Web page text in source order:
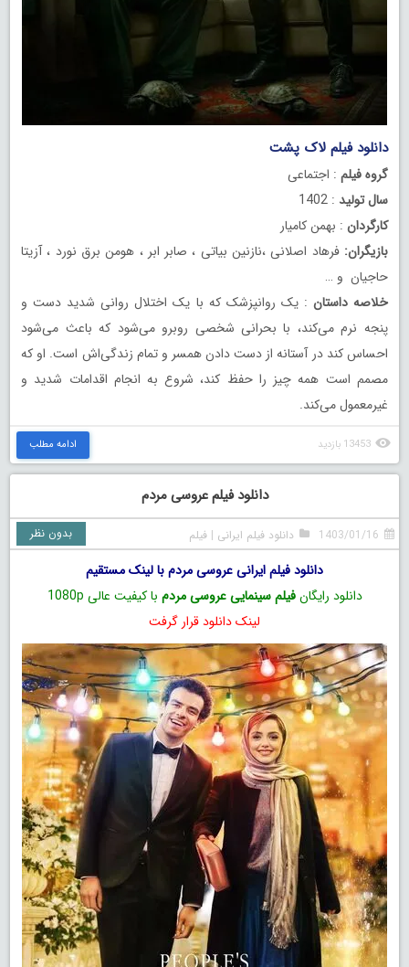
دانلود فیلم لاک پشت
گروه فیلم : اجتماعی
سال تولید : 1402
کارگردان : بهمن کامیار
بازیگران: فرهاد اصلانی ،نازنین بیاتی ، صابر ابر ، هومن برق نورد ، آزیتا
حاجیان و …
خلاصه داستان : یک روانپزشک که با یک اختلال روانی شدید دست و
پنجه نرم می‌کند، با بحرانی شخصی روبرو می‌شود که باعث می‌شود
احساس کند در آستانه از دست دادن همسر و تمام زندگی‌اش است. او که
مصمم است همه چیز را حفظ کند، شروع به انجام اقدامات شدید و
غیرمعمول می‌کند.
13453 بازدید ادامه مطلب
دانلود فیلم عروسی مردم
1403/01/16 دانلود فیلم ایرانی |فیلم بدون نظر
دانلود فیلم ایرانی عروسی مردم با لینک مستقیم
دانلود رایگانفیلم سینمایی عروسی مردم با کیفیت عالی 1080p
لینک دانلود قرار گرفت